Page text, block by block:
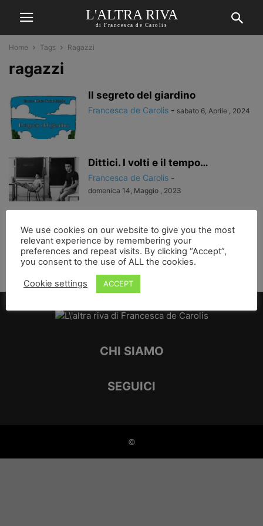
L'ALTRA RIVA
di Francesca de Carolis
Home Tags Ragazzi
ragazzi
Il segreto del giardino
Francesca de Carolis - sabato 6, Aprile , 2024
Dittici. I volti e il tempo…
Francesca de Carolis -
domenica 14, Maggio , 2023
La buona scuola…
Francesca de Carolis -
lunedì 17, Ottobre , 2016
CHI SIAMO
SEGUICI
©
We use cookies on our website to give you the most
relevant experience by remembering your
preferences and repeat visits. By clicking “Accept”,
you consent to the use of ALL the cookies.
Cookie settings ACCEPT